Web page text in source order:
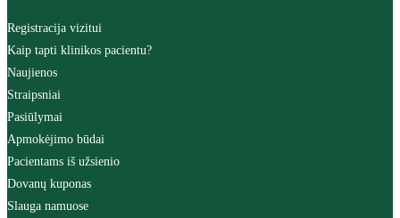
Registracija vizitui
Kaip tapti klinikos pacientu?
Naujienos
Straipsniai
Pasiūlymai
Apmokėjimo būdai
Pacientams iš užsienio
Dovanų kuponas
Slauga namuose